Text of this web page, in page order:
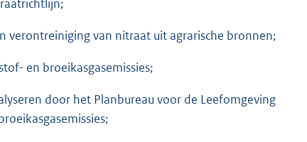
verontreiniging van nitraat uit agrarische bronnen;
en broeikasgasemissies;
door het Planbureau voor de Leefomgeving